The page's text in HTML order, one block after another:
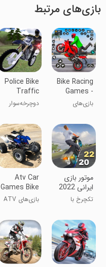
بازی‌های مرتبط
Bike Racing
Games -
Bike Game
بازی‌های
موتور- بازی
موتور
Police Bike
Traffic
Rider
دوچرخه‌سوار
‏موتور بازی
ایرانی 2022
تکچرخ با
Atv Car
Games Bike
Offroad
4x4
بازی‌های ATV
به‌صورت آفرود
۴x۴